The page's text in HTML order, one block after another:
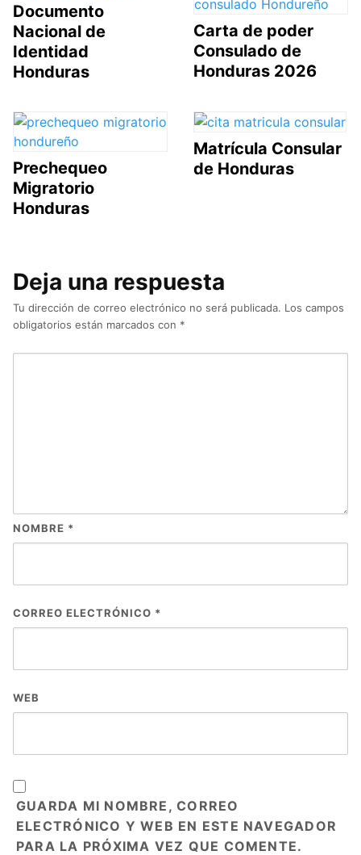
Documento
Nacional de
Identidad
Honduras
Carta de poder
Consulado de
Honduras 2026
Prechequeo
Migratorio
Honduras
Matrícula Consular
de Honduras
Deja una respuesta
Tu dirección de correo electrónico no será publicada. Los campos
obligatorios están marcados con *
NOMBRE *
CORREO ELECTRÓNICO *
WEB
GUARDA MI NOMBRE, CORREO
ELECTRÓNICO Y WEB EN ESTE NAVEGADOR
PARA LA PRÓXIMA VEZ QUE COMENTE.